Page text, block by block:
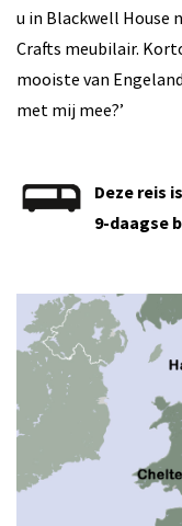
u in Blackwell House
Crafts meubilair.
mooiste van
met mij mee?’
Deze reis
9-daagse